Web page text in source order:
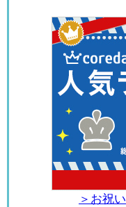
＞お祝